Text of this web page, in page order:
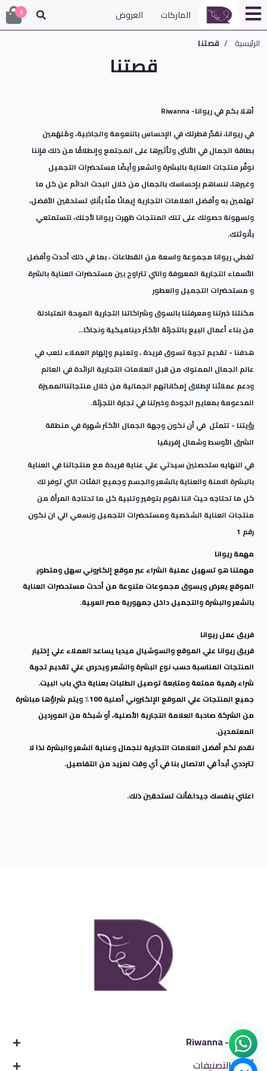
الماركات العروض 0
الرئيسية قصتنا
قصتنا
أهلا بكم في ريوانا- Riwanna
في ريوانا، نقدّر فطرتك في الإحساس بالنعومة والجاذبية، ومُلهَمين
بطاقة الجمال في الأنثى وتأثيرها على المجتمع وإنطلاقًا من ذلك فإننا
نوفّر منتجات العناية بالبشرة والشعر وأيضًا مستحضرات التجميل
وغيرها، لنساهم بإحساسك بالجمال من خلال البحث الدائم عن كل ما
تهتمين به وأفضل العلامات التجارية إيمانًا منّا بأنكِ تستحقين الأفضل،
ولسهولة حصولك على تلك المنتجات ظهرت ريوانا لأجلك، لتستمتعي
بأنوثتك.
تغطي ريوانا مجموعة واسعة من القطاعات ، بما في ذلك أحدث وأفضل
الأسماء التجارية المعروفة والتي تتراوح بين مستحضرات العناية بالشرة
و مستحضرات التجميل والعطور
مكنتنا خبرتنا ومعرفتنا بالسوق وشراكاتنا التجارية المربحة المتبادلة
من بناء أعمال البيع بالتجزئة الأكثر ديناميكية ونجاحًا...
هدفنا - تقديم تجربة تسوق فريدة ، وتعليم وإلهام العملاء للعب في
عالم الجمال المملوك من قبل العلامات التجارية الرائدة في العالم
ودعم عملائنا لإطلاق إمكاناتهم الجمالية من خلال منتجاتناالمميزة
المدعومة بمعايير الجودة وخبرتنا في تجارة التجزئة.
رؤيتنا - تتمثل في أن نكون وجهة الجمال الأكثر شهرة في منطقة
الشرق الأوسط وشمال إفريقيا
في النهايه ستحصلين سيدتي علي عناية فريدة مع منتجاتنا في العناية
بالبشرة الامنة والعناية بالشعر والجسم وجميع الفئات التي توفر لك
كل ما تحتاجه حيث اننا نقوم بتوفير وتلبية كل ما تحتاجة المرأة من
منتجات العناية الشخصية ومستحضرات التجميل ونسعي الي ان نكون
رقم 1
مهمة ريوانا
مهمتنا هو تسهيل عملية الشراء عبر موقع إلكتروني سهل ومتطور.
الموقع يعرض ويسوق مجموعات متنوعة من أحدث مستحضرات العناية
بالشعر والبشرة والتجميل داخل جمهورية مصر العربية.
فريق عمل ريوانا
فريق ريوانا علي الموقع والسوشيال ميديا يساعد العملاء علي إختيار
المنتجات المناسبة حسب نوع البشرة والشعر ويحرص علي تقديم تجربة
شراء رقمية ممتعة ومتابعة توصيل الطلبات بعناية حتي باب البيت.
جميع المنتجات علي الموقع الإلكتروني أصلية 100٪ ويتم شراؤها مباشرة
من الشركة صاحبة العلامة التجارية الأصلية، أو شبكة من الموردين
المعتمدين.
نقدم لكم أفضل العلامات التجارية للجمال وعناية الشعر والبشرة لذا لا
تترددي أبداً في الاتصال بنا في أي وقت لمزيد من التفاصيل.
اعتني بنفسك جيدا,فأنت تستحقين ذلك.
ريوانا - Riwanna
أشهر التصنيفات